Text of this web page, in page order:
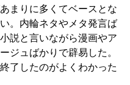
まりに多くてベースとな
。内輪ネタやメタ発言ば
説と言いながら漫画やア
ジュばかりで辟易した。
了したのがよくわかった